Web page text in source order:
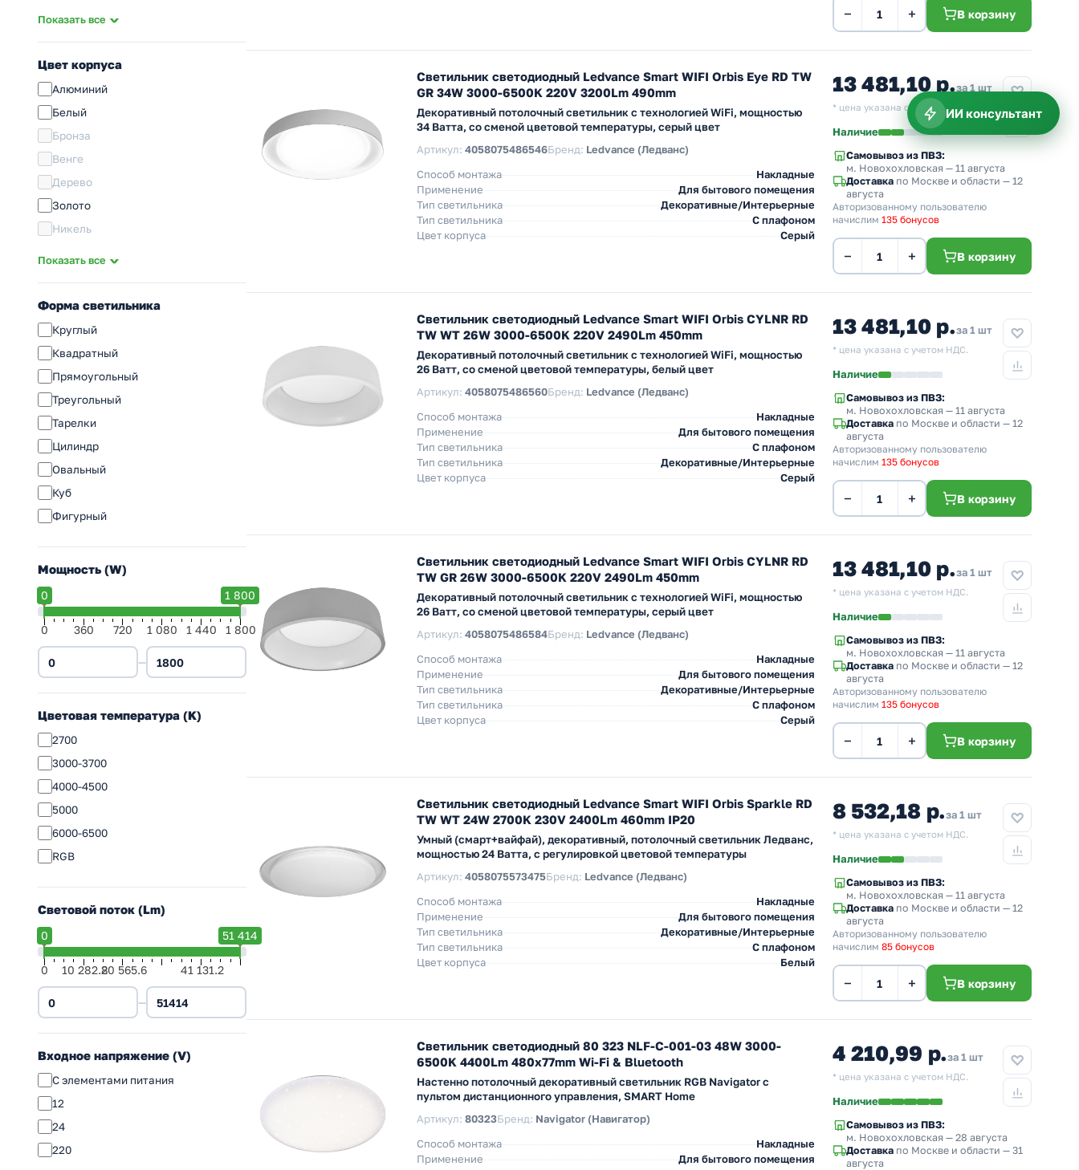
Показать все
Цвет корпуса
Алюминий
Белый
Бронза
Венге
Дерево
Золото
Никель
Показать все
Форма светильника
Круглый
Квадратный
Прямоугольный
Треугольный
Тарелки
Цилиндр
Овальный
Куб
Фигурный
Мощность (W)
0 1 800
0 360 720 1 080 1 440 1 800
—
Цветовая температура (K)
2700
3000-3700
4000-4500
5000
6000-6500
RGB
Световой поток (Lm)
0 51 414
0 10 282.820 565.6 41 131.2
—
Входное напряжение (V)
С элементами питания
12
24
220
− + В корзину
Светильник светодиодный Ledvance Smart WIFI Orbis Eye RD TW
GR 34W 3000-6500K 220V 3200Lm 490mm
Декоративный потолочный светильник с технологией WiFi, мощностью
34 Ватта, со сменой цветовой температуры, серый цвет
Артикул: 4058075486546Бренд: Ledvance (Ледванс)
Способ монтажа
Накладные
Применение
Для бытового помещения
Тип светильника
Декоративные/Интерьерные
Тип светильника
С плафоном
Цвет корпуса
Серый
13 481,10 р.за 1 шт
* цена указана с учетом НДС.
Наличие
Самовывоз из ПВЗ:
м. Новохохловская — 11 августа
Доставка по Москве и области — 12
августа
Авторизованному пользователю
начислим 135 бонусов
− + В корзину
Светильник светодиодный Ledvance Smart WIFI Orbis CYLNR RD
TW WT 26W 3000-6500K 220V 2490Lm 450mm
Декоративный потолочный светильник с технологией WiFi, мощностью
26 Ватт, со сменой цветовой температуры, белый цвет
Артикул: 4058075486560Бренд: Ledvance (Ледванс)
Способ монтажа
Накладные
Применение
Для бытового помещения
Тип светильника
С плафоном
Тип светильника
Декоративные/Интерьерные
Цвет корпуса
Серый
13 481,10 р.за 1 шт
* цена указана с учетом НДС.
Наличие
Самовывоз из ПВЗ:
м. Новохохловская — 11 августа
Доставка по Москве и области — 12
августа
Авторизованному пользователю
начислим 135 бонусов
− + В корзину
Светильник светодиодный Ledvance Smart WIFI Orbis CYLNR RD
TW GR 26W 3000-6500K 220V 2490Lm 450mm
Декоративный потолочный светильник с технологией WiFi, мощностью
26 Ватт, со сменой цветовой температуры, серый цвет
Артикул: 4058075486584Бренд: Ledvance (Ледванс)
Способ монтажа
Накладные
Применение
Для бытового помещения
Тип светильника
Декоративные/Интерьерные
Тип светильника
С плафоном
Цвет корпуса
Серый
13 481,10 р.за 1 шт
* цена указана с учетом НДС.
Наличие
Самовывоз из ПВЗ:
м. Новохохловская — 11 августа
Доставка по Москве и области — 12
августа
Авторизованному пользователю
начислим 135 бонусов
− + В корзину
Светильник светодиодный Ledvance Smart WIFI Orbis Sparkle RD
TW WT 24W 2700K 230V 2400Lm 460mm IP20
Умный (смарт+вайфай), декоративный, потолочный светильник Ледванс,
мощностью 24 Ватта, c регулировкой цветовой температуры
Артикул: 4058075573475Бренд: Ledvance (Ледванс)
Способ монтажа
Накладные
Применение
Для бытового помещения
Тип светильника
Декоративные/Интерьерные
Тип светильника
С плафоном
Цвет корпуса
Белый
8 532,18 р.за 1 шт
* цена указана с учетом НДС.
Наличие
Самовывоз из ПВЗ:
м. Новохохловская — 11 августа
Доставка по Москве и области — 12
августа
Авторизованному пользователю
начислим 85 бонусов
− + В корзину
Светильник светодиодный 80 323 NLF-C-001-03 48W 3000-
6500K 4400Lm 480x77mm Wi-Fi & Bluetooth
Настенно потолочный декоративный светильник RGB Navigator с
пультом дистанционного управления, SMART Home
Артикул: 80323Бренд: Navigator (Навигатор)
Способ монтажа
Накладные
Применение
Для бытового помещения
4 210,99 р.за 1 шт
* цена указана с учетом НДС.
Наличие
Самовывоз из ПВЗ:
м. Новохохловская — 28 августа
Доставка по Москве и области — 31
августа
ИИ консультант